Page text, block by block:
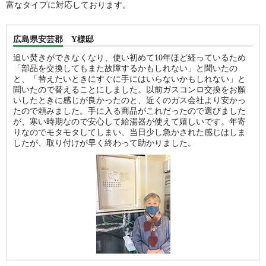
富なタイプに対応しております。
広島県安芸郡 Y様邸
追い焚きができなくなり、使い初めて10年ほど経っているため
「部品を交換してもまた故障するかもしれない」と聞いたの
と、「替えたいときにすぐに手にはいらないかもしれない」と
聞いたので替えることにしました。以前ガスコンロ交換をお願
いしたときに感じが良かったのと、近くのガス会社より安かっ
たので頼みました。手に入る商品がこれだったので選びました
が、寒い時期なので安心して給湯器が使えて嬉しいです。年寄
りなのでモタモタしてしまい、当日少し急かされた感じはしま
したが、取り付けが早く終わって助かりました。